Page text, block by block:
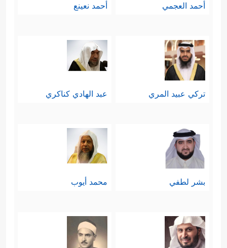
أحمد العجمي أحمد نعينع
تركي عبيد المري عبد الهادي كناكري
بشر لطفي محمد أيوب